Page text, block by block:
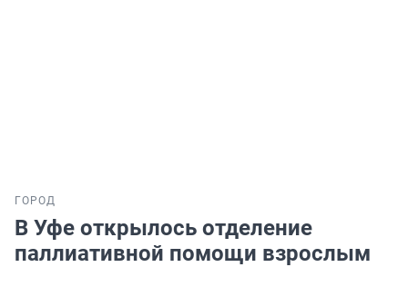
ГОРОД
В Уфе открылось отделение
паллиативной помощи взрослым